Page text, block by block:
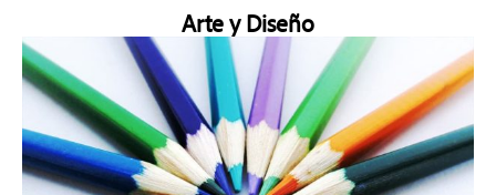
Arte y Diseño